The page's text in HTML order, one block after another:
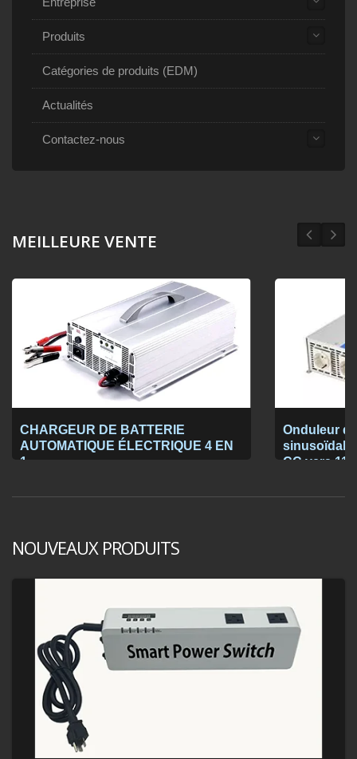
Produits
Catégories de produits (EDM)
Actualités
Contactez-nous
MEILLEURE VENTE
CHARGEUR DE BATTERIE
AUTOMATIQUE ÉLECTRIQUE 4 EN
1
Onduleur
sinusoïdale
CC vers
NOUVEAUX PRODUITS